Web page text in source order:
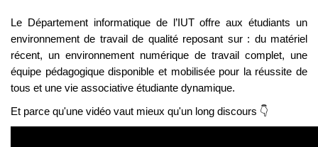
Le Département informatique de l’IUT offre aux étudiants un
environnement de travail de qualité reposant sur : du matériel
récent, un environnement numérique de travail complet, une
équipe pédagogique disponible et mobilisée pour la réussite de
tous et une vie associative étudiante dynamique.
Et parce qu'une vidéo vaut mieux qu'un long discours 👇